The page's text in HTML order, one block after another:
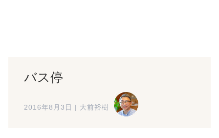
バス停
2016年8月3日 | 大前裕樹